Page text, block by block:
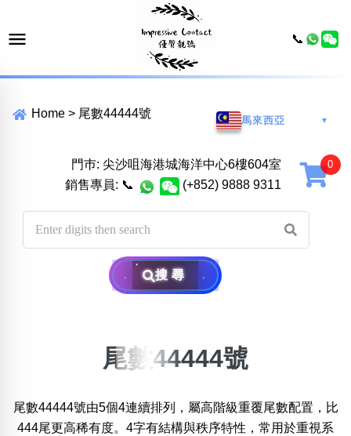
Home > 尾數44444號
馬來西亞 ▼
門巿: 尖沙咀海港城海洋中心6樓604室
銷售專員: 📞 (+852) 9888 9311
搜尋
位置:
一 二 三 四 五 六 七 八 九 十
尾數44444號
尾數44444號由5個4連續排列，屬高階級重覆尾數配置，比
444尾更高稀有度。4字有結構與秩序特性，常用於重視系
📞